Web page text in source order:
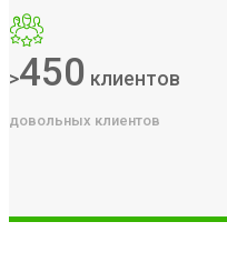
>450 клиентов
довольных клиентов